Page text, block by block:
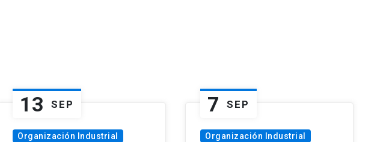
13 SEP
Organización Industrial
7 SEP
Organización Industrial